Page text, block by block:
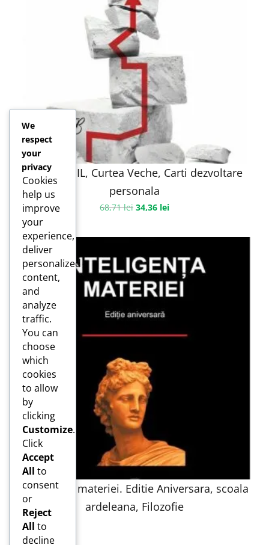
ANTIFRAGIL, Curtea Veche, Carti dezvoltare
personala
68,71lei 34,36 lei
Inteligenta materiei. Editie Aniversara, scoala
ardeleana, Filozofie
We
respect
your
privacy
Cookies
help us
improve
your
experience,
deliver
personalized
content,
and
analyze
traffic.
You can
choose
which
cookies
to allow
by
clicking
Customize.
Click
Accept
All to
consent
or
Reject
All to
decline